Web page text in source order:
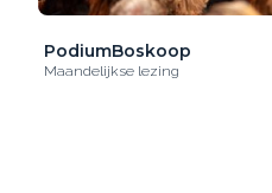
PodiumBoskoop
Maandelijkse lezing